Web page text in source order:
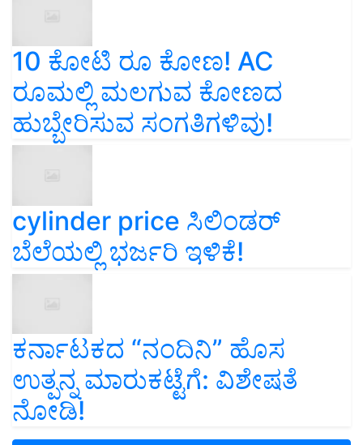
10 ಕೋಟಿ ರೂ ಕೋಣ! AC
ರೂಮಲ್ಲಿ ಮಲಗುವ ಕೋಣದ
ಹುಬ್ಬೇರಿಸುವ ಸಂಗತಿಗಳಿವು!
cylinder price ಸಿಲಿಂಡರ್‌
ಬೆಲೆಯಲ್ಲಿ ಭರ್ಜರಿ ಇಳಿಕೆ!
ಕರ್ನಾಟಕದ “ನಂದಿನಿ” ಹೊಸ
ಉತ್ಪನ್ನ ಮಾರುಕಟ್ಟೆಗೆ: ವಿಶೇಷತೆ
ನೋಡಿ!